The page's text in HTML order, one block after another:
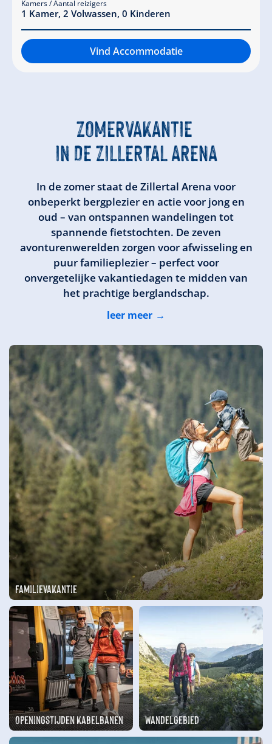
Kamers / Aantal reizigers
1 Kamer, 2 Volwassen, 0 Kinderen
Vind Accommodatie
ZOMERVAKANTIE
IN DE ZILLERTAL ARENA
In de zomer staat de Zillertal Arena voor
onbeperkt bergplezier en actie voor jong en
oud – van ontspannen wandelingen tot
spannende fietstochten. De zeven
avonturenwerelden zorgen voor afwisseling en
puur familieplezier – perfect voor
onvergetelijke vakantiedagen te midden van
het prachtige berglandschap.
leer meer
Familievakantie
Openingstijden Kabelbanen Wandelgebied